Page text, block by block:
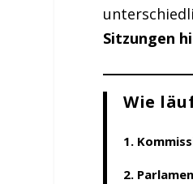
Sitzungen
Wie